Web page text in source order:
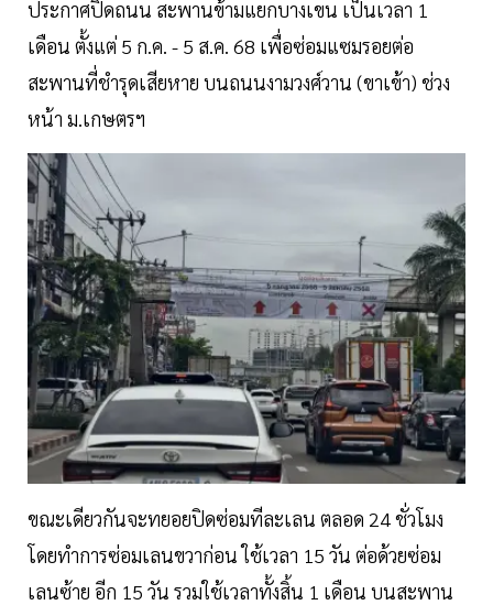
ประกาศปิดถนน สะพานข้ามแยกบางเขน เป็นเวลา 1
เดือน ตั้งแต่ 5 ก.ค. - 5 ส.ค. 68 เพื่อซ่อมแซมรอยต่อ
สะพานที่ชำรุดเสียหาย บนถนนงามวงศ์วาน (ขาเข้า) ช่วง
หน้า ม.เกษตรฯ
ขณะเดียวกันจะทยอยปิดซ่อมทีละเลน ตลอด 24 ชั่วโมง
โดยทำการซ่อมเลนขวาก่อน ใช้เวลา 15 วัน ต่อด้วยซ่อม
เลนซ้าย อีก 15 วัน รวมใช้เวลาทั้งสิ้น 1 เดือน บนสะพาน